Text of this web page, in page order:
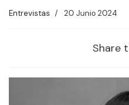
Entrevistas 20 Junio 2024
Share